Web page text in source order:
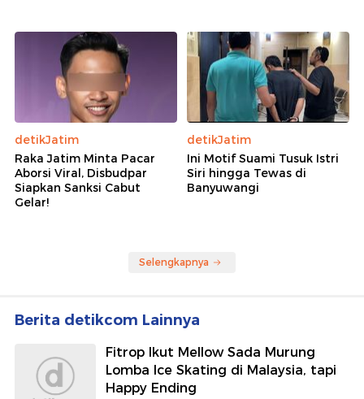
detikJatim
Raka Jatim Minta Pacar
Aborsi Viral, Disbudpar
Siapkan Sanksi Cabut
Gelar!
detikJatim
Ini Motif Suami Tusuk Istri
Siri hingga Tewas di
Banyuwangi
Selengkapnya
Berita detikcom Lainnya
Fitrop Ikut Mellow Sada Murung
Lomba Ice Skating di Malaysia, tapi
Happy Ending